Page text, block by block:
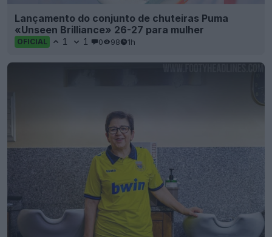
Lançamento do conjunto de chuteiras Puma
«Unseen Brilliance» 26-27 para mulher
OFICIAL 1 1 0 98 1h